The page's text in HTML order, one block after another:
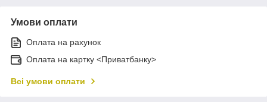
Умови оплати
Оплата на рахунок
Оплата на картку <Приватбанку>
Всі умови оплати